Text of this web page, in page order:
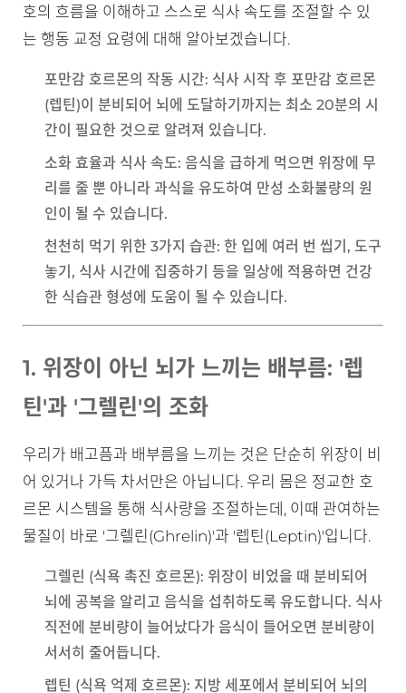
호의 흐름을 이해하고 스스로 식사 속도를 조절할 수 있
는 행동 교정 요령에 대해 알아보겠습니다.
포만감 호르몬의 작동 시간: 식사 시작 후 포만감 호르몬
(렙틴)이 분비되어 뇌에 도달하기까지는 최소 20분의 시
간이 필요한 것으로 알려져 있습니다.
소화 효율과 식사 속도: 음식을 급하게 먹으면 위장에 무
리를 줄 뿐 아니라 과식을 유도하여 만성 소화불량의 원
인이 될 수 있습니다.
천천히 먹기 위한 3가지 습관: 한 입에 여러 번 씹기, 도구
놓기, 식사 시간에 집중하기 등을 일상에 적용하면 건강
한 식습관 형성에 도움이 될 수 있습니다.
1. 위장이 아닌 뇌가 느끼는 배부름: '렙
틴'과 '그렐린'의 조화
우리가 배고픔과 배부름을 느끼는 것은 단순히 위장이 비
어 있거나 가득 차서만은 아닙니다. 우리 몸은 정교한 호
르몬 시스템을 통해 식사량을 조절하는데, 이때 관여하는
물질이 바로 '그렐린(Ghrelin)'과 '렙틴(Leptin)'입니다.
그렐린 (식욕 촉진 호르몬): 위장이 비었을 때 분비되어
뇌에 공복을 알리고 음식을 섭취하도록 유도합니다. 식사
직전에 분비량이 늘어났다가 음식이 들어오면 분비량이
서서히 줄어듭니다.
렙틴 (식욕 억제 호르몬): 지방 세포에서 분비되어 뇌의